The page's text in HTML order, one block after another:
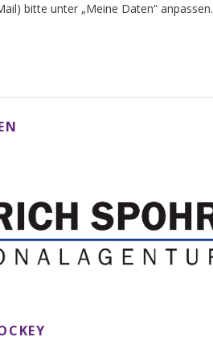
bitte unter „Meine Daten“ anpassen.